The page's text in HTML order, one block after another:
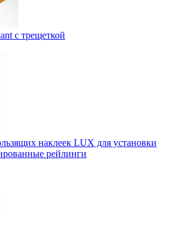
с трещеткой
наклеек LUX для установки
рейлинги